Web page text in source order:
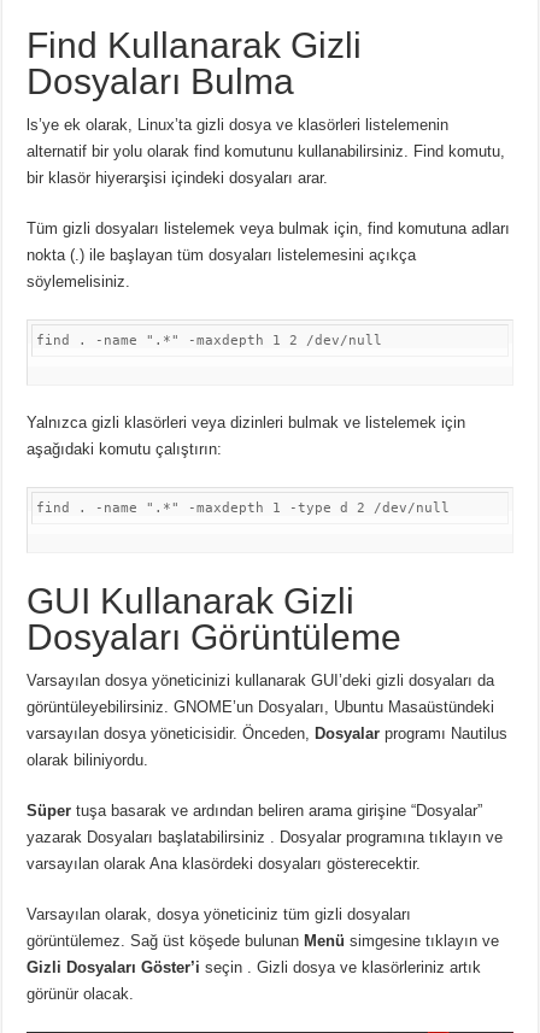
Find Kullanarak Gizli
Dosyaları Bulma
ls’ye ek olarak, Linux’ta gizli dosya ve klasörleri listelemenin
alternatif bir yolu olarak find komutunu kullanabilirsiniz. Find komutu,
bir klasör hiyerarşisi içindeki dosyaları arar.
Tüm gizli dosyaları listelemek veya bulmak için, find komutuna adları
nokta (.) ile başlayan tüm dosyaları listelemesini açıkça
söylemelisiniz.
find . -name " .*" -maxdepth 1 2 /dev/null
Yalnızca gizli klasörleri veya dizinleri bulmak ve listelemek için
aşağıdaki komutu çalıştırın:
find . -name " .*" -maxdepth 1 -type d 2 /dev/null
GUI Kullanarak Gizli
Dosyaları Görüntüleme
Varsayılan dosya yöneticinizi kullanarak GUI’deki gizli dosyaları da
görüntüleyebilirsiniz.GNOME’un Dosyaları, Ubuntu Masaüstündeki
varsayılan dosya yöneticisidir.Önceden, Dosyalar programı Nautilus
olarak biliniyordu.
Süper tuşa basarak ve ardından beliren arama girişine “Dosyalar”
yazarak Dosyaları başlatabilirsiniz . Dosyalar programına tıklayın ve
varsayılan olarak Ana klasördeki dosyaları gösterecektir.
Varsayılan olarak, dosya yöneticiniz tüm gizli dosyaları
görüntülemez.Sağ üst köşede bulunan Menü simgesine tıklayın ve
Gizli Dosyaları Göster’i seçin .Gizli dosya ve klasörleriniz artık
görünür olacak.